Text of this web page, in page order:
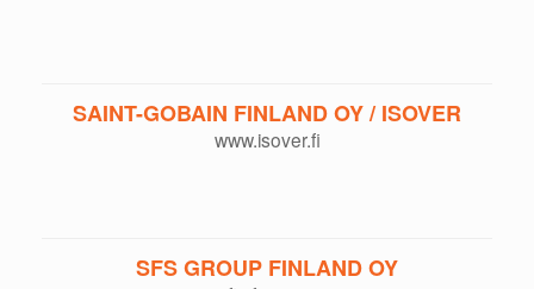
SAINT-GOBAIN FINLAND OY / ISOVER
www.isover.fi
SFS GROUP FINLAND OY